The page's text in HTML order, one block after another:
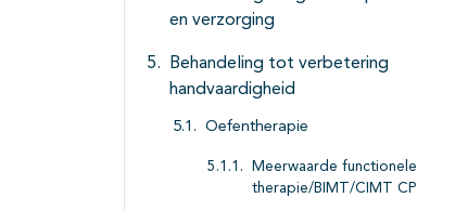
en verzorging
Behandeling tot verbetering
handvaardigheid
Oefentherapie
Meerwaarde functionele
therapie/BIMT/CIMT CP